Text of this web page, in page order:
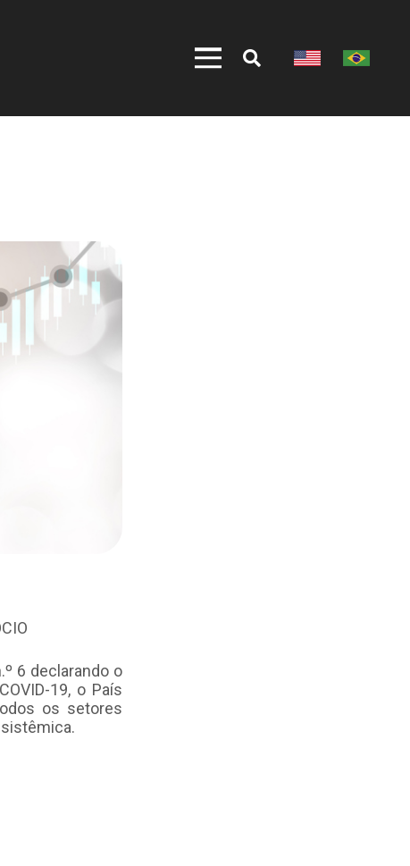
6 declarando o
19, o País
os setores